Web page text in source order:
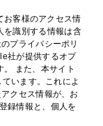
客様のアクセス情
を識別する情報は含
プライバシーポリ
社が提供するオプ
。 また、本サイト
います。これによ
クセス情報が、お
録情報と、個人を